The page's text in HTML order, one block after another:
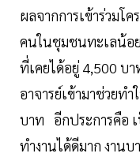
ผลจากการเข้าร่วมโ
คนในชุมชนทะเลน้อย
ที่เคยได้อยู่ 4,500 บ
อาจารย์เข้ามาช่วย
บาท อีกประการคือ เ
ทำงานได้ดีมาก งานบ